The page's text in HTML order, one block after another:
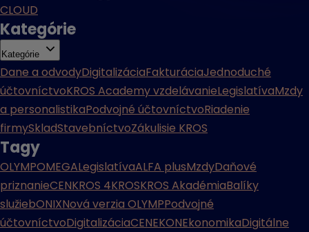
CLOUD
Kategórie
Kategórie
Dane a odvodyDigitalizáciaFakturáciaJednoduché
účtovníctvoKROS Academy vzdelávanieLegislatívaMzdy
a personalistikaPodvojné účtovníctvoRiadenie
firmySkladStavebníctvoZákulisie KROS
Tagy
OLYMPOMEGALegislatívaALFA plusMzdyDaňové
priznanieCENKROS 4KROSKROS AkadémiaBalíky
služiebONIXNová verzia OLYMPPodvojné
účtovníctvoDigitalizáciaCENEKONEkonomikaDigitálne